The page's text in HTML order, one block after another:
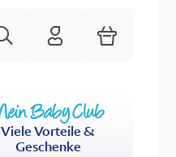
HiPP Mein Babyclub
Warenkorb
Viele Vorteile &
Geschenke